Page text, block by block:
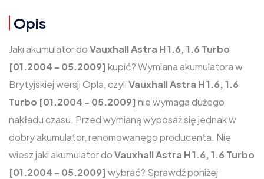
Opis
Jaki akumulator doVauxhall Astra H 1.6, 1.6 Turbo
[01.2004 - 05.2009] kupić? Wymiana akumulatora w
Brytyjskiej wersji Opla, czyliVauxhall Astra H 1.6, 1.6
Turbo [01.2004 - 05.2009] nie wymaga dużego
nakładu czasu. Przed wymianą wyposaż się jednak w
dobry akumulator, renomowanego producenta. Nie
wiesz jaki akumulator doVauxhall Astra H 1.6, 1.6 Turbo
[01.2004 - 05.2009] wybrać? Sprawdź poniżej